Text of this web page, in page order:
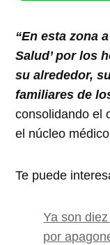
“En esta zona
Salud’ por los
su alrededor,
familiares de
consolidando el
el núcleo
Te puede
Ya son
por